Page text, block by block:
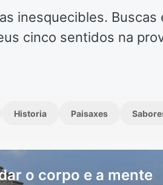
inesquecibles.
cinco sentidos na
Historia Paisaxes
o corpo e a mente